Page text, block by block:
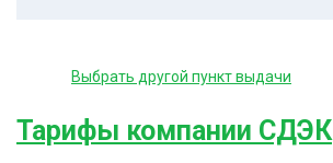
Выбрать другой пункт выдачи
Тарифы компании СДЭК